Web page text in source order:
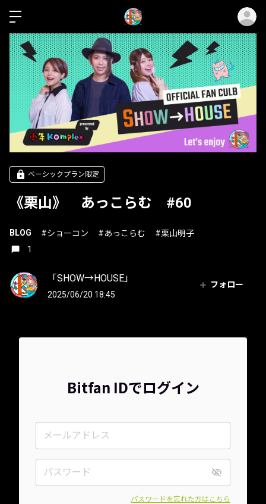
ベーシックプラン限定
《栗山》 あっこらむ #60
BLOG #ショーコン #あっこらむ
#栗山明子
1
「SHOW→HOUSE」
2025/06/20 18:45
フォロー
Bitfan IDでログイン
パスワードを忘れた方はこちら